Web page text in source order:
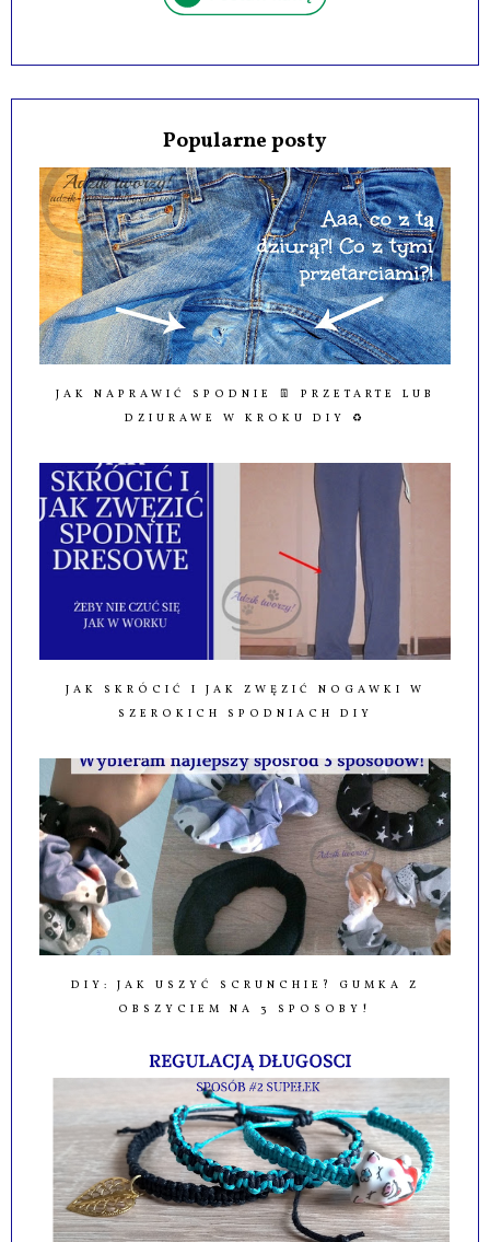
Popularne posty
JAK NAPRAWIĆ SPODNIE 👖 PRZETARTE LUB
DZIURAWE W KROKU DIY ♻️
JAK SKRÓCIĆ I JAK ZWĘZIĆ NOGAWKI W
SZEROKICH SPODNIACH DIY
DIY: JAK USZYĆ SCRUNCHIE? GUMKA Z
OBSZYCIEM NA 3 SPOSOBY!